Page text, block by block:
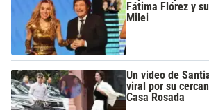
Fátima Flórez y
Milei
Un video de
viral por su
Casa Rosada